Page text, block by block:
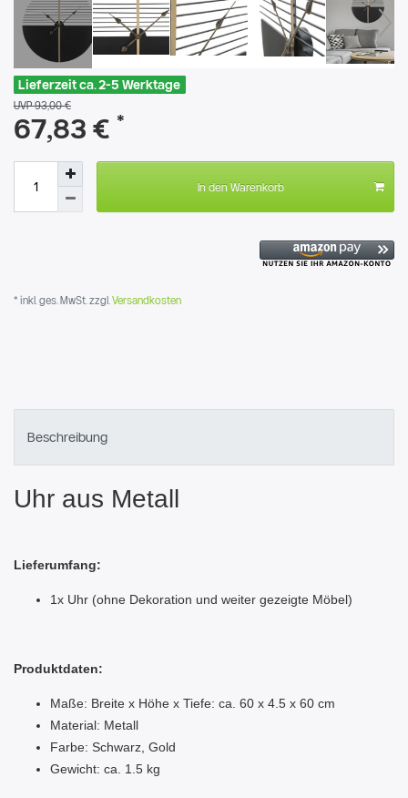
Lieferzeit ca. 2-5 Werktage
UVP 93,00 €
67,83 € *
In den Warenkorb
* inkl. ges. MwSt. zzgl. Versandkosten
Beschreibung
Uhr aus Metall
Lieferumfang:
1x Uhr (ohne Dekoration und weiter gezeigte Möbel)
Produktdaten:
Maße: Breite x Höhe x Tiefe: ca. 60 x 4.5 x 60 cm
Material: Metall
Farbe: Schwarz, Gold
Gewicht: ca. 1.5 kg